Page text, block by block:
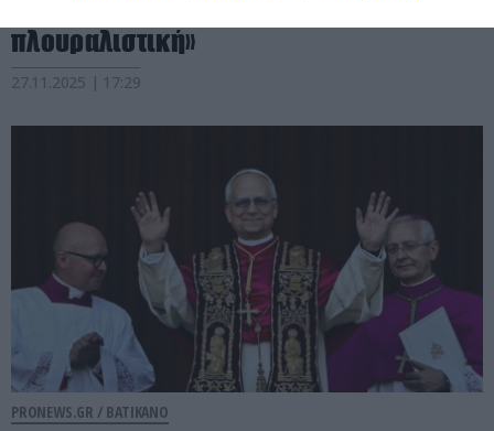
πλουραλιστική»
27.11.2025 | 17:29
PRONEWS.GR / ΒΑΤΙΚΑΝΟ